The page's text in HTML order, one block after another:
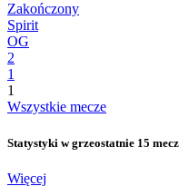
Zakończony
Spirit
OG
2
1
1
Wszystkie mecze
Statystyki w grzeostatnie 15
Więcej